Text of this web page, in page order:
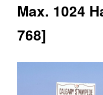
Max. 1024
768]